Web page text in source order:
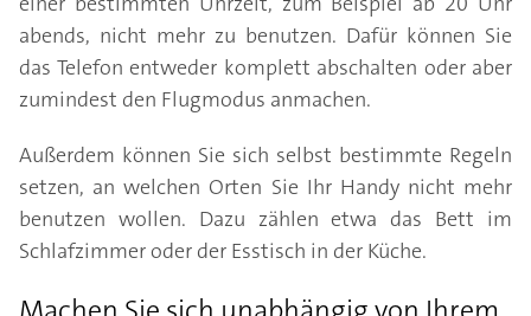
abends, nicht mehr zu benutzen. Dafür können Sie
das Telefon entweder komplett abschalten oder aber
zumindest den Flugmodus anmachen.
Außerdem können Sie sich selbst bestimmte Regeln
setzen, an welchen Orten Sie Ihr Handy nicht mehr
benutzen wollen. Dazu zählen etwa das Bett im
Schlafzimmer oder der Esstisch in der Küche.